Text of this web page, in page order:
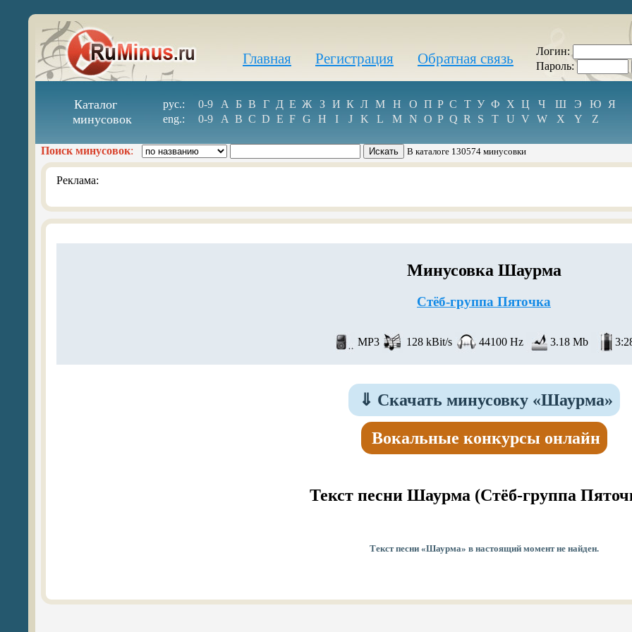
Главная Регистрация Обратная связь
Логин:
Пароль:
Каталог
минусовок
рус.: 0-9 А Б В Г Д Е Ж З И К Л М Н О П Р С Т У Ф Х Ц Ч Ш Э Ю Я
eng.:
0-9 A B C D E F G H I J K L M N O P Q R S T U V W X Y Z
Поиск минусовок: В каталоге 130574 минусовки
Реклама:
Минусовка Шаурма
Стёб-группа Пяточка
MP3 128 kBit/s 44100 Hz 3.18 Mb
⇓ Скачать минусовку «Шаурма»
Вокальные конкурсы онлайн
Текст песни Шаурма (Стёб-группа
Текст песни «Шаурма» в настоящий момент не найден.